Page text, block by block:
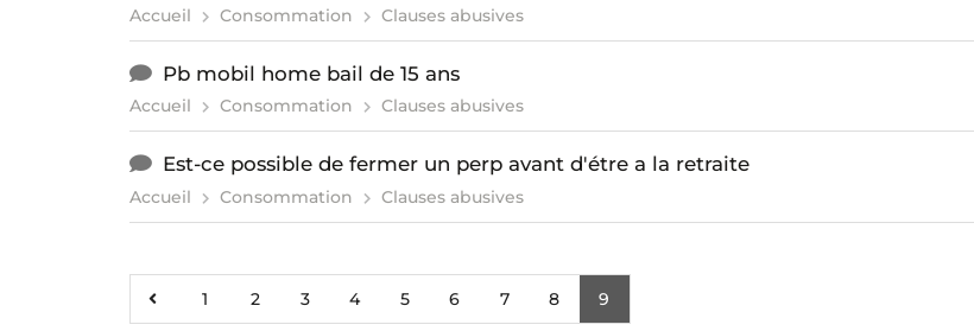
Accueil Consommation Clauses abusives
Pb mobil home bail de 15 ans
Accueil Consommation Clauses abusives
Est-ce possible de fermer un perp avant d'étre a la retraite
Accueil Consommation Clauses abusives
1 2 3 4 5 6 7 8 9